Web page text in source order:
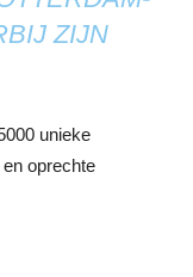
ZIJN
unieke
oprechte